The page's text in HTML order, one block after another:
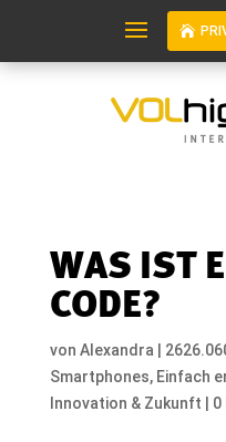
WAS IST
CODE?
von Alexandra
Smartphones, Einfach
Innovation & Zukunft
0